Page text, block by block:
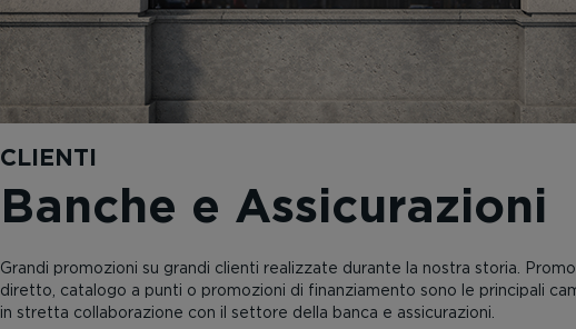
CLIENTI
Bevande
Grandi marche del settore si affidano ai nostri prodotti personalizzati
Bibite, analcolici, acqua, birre, un orgoglio per noi essere stati affianco di
durante tanti anni.